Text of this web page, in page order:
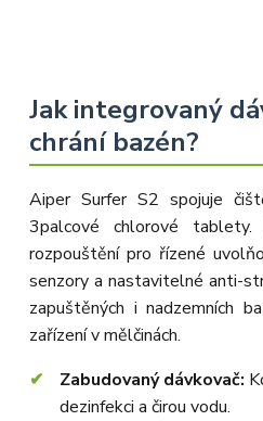
Jak integrovaný
chrání bazén?
Aiper Surfer S2 spojuje
3palcové chlorové
rozpouštění pro řízené
senzory a nastavitelné anti-
zapuštěných i nadzemních
zařízení v mělčinách.
Zabudovaný dávkovač:
dezinfekci a čirou vodu.